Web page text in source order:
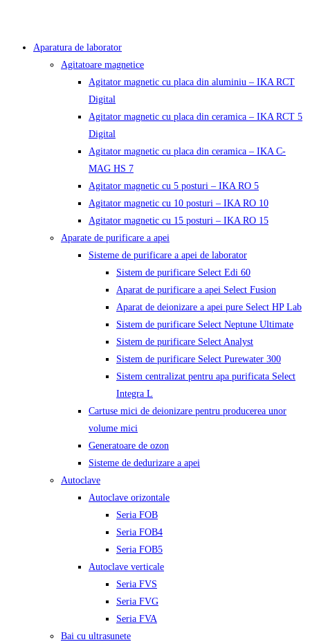
Aparatura de laborator
Agitatoare magnetice
Agitator magnetic cu placa din aluminiu – IKA RCT
Digital
Agitator magnetic cu placa din ceramica – IKA RCT 5
Digital
Agitator magnetic cu placa din ceramica – IKA C-
MAG HS 7
Agitator magnetic cu 5 posturi – IKA RO 5
Agitator magnetic cu 10 posturi – IKA RO 10
Agitator magnetic cu 15 posturi – IKA RO 15
Aparate de purificare a apei
Sisteme de purificare a apei de laborator
Sistem de purificare Select Edi 60
Aparat de purificare a apei Select Fusion
Aparat de deionizare a apei pure Select HP Lab
Sistem de purificare Select Neptune Ultimate
Sistem de purificare Select Analyst
Sistem de purificare Select Purewater 300
Sistem centralizat pentru apa purificata Select
Integra L
Cartuse mici de deionizare pentru producerea unor
volume mici
Generatoare de ozon
Sisteme de dedurizare a apei
Autoclave
Autoclave orizontale
Seria FOB
Seria FOB4
Seria FOB5
Autoclave verticale
Seria FVS
Seria FVG
Seria FVA
Bai cu ultrasunete